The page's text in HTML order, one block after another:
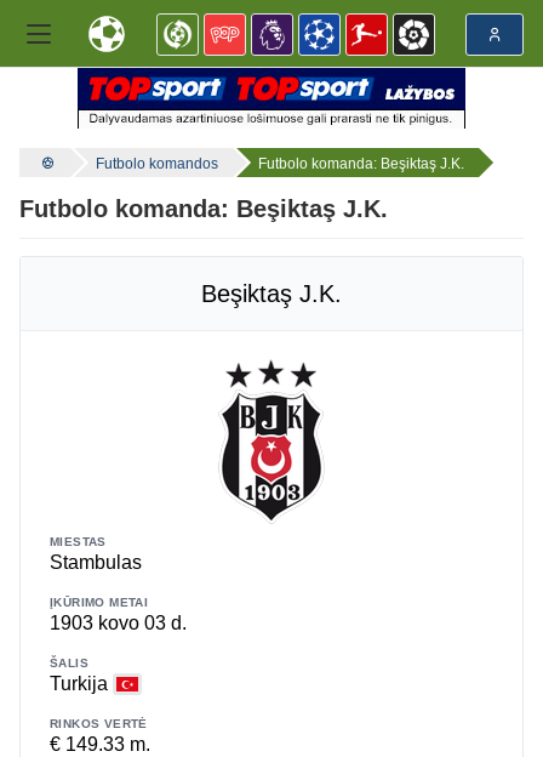
Futbolo komandos Futbolo komanda: Beşiktaş J.K.
Futbolo komanda: Beşiktaş J.K.
Beşiktaş J.K.
MIESTAS
Stambulas
ĮKŪRIMO METAI
1903 kovo 03 d.
ŠALIS
Turkija
RINKOS VERTĖ
€ 149.33 m.